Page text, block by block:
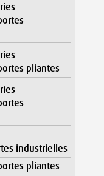
pliantes
industrielles
pliantes